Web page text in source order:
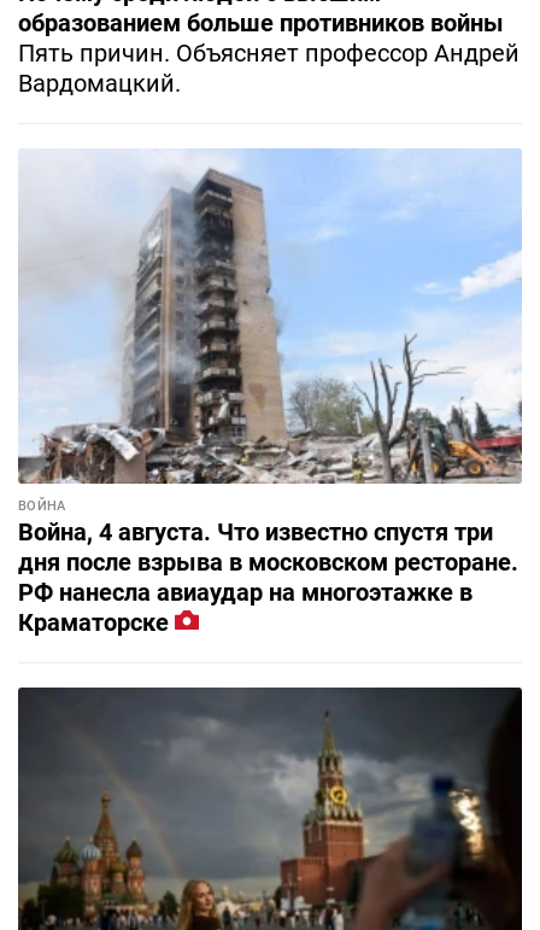
образованием больше противников войны
Пять причин. Объясняет профессор Андрей
Вардомацкий.
ВОЙНА
Война, 4 августа. Что известно спустя три
дня после взрыва в московском ресторане.
РФ нанесла авиаудар на многоэтажке в
Краматорске